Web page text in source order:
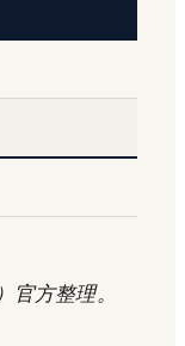
官方整理。